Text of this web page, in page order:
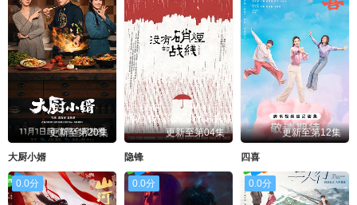
更新至第20集
大厨小婿
更新至第04集
隐锋
更新至第12集
四喜
0.0分 0.0分 0.0分